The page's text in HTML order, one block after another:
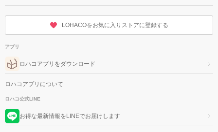
LOHACOをお気に入りストアに登録する
アプリ
ロハコアプリをダウンロード
ロハコアプリについて
ロハコ公式LINE
お得な最新情報をLINEでお届けします